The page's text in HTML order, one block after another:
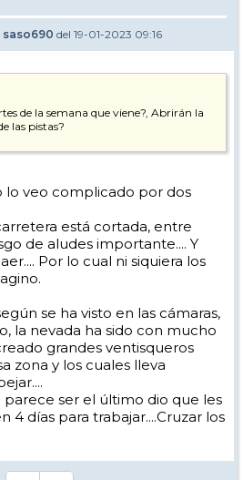
saso690 del 19-01-2023 09:16
de la semana que viene?, Abrirán la
las pistas?
lo veo complicado por dos
está cortada, entre
de aludes importante.... Y
Por lo cual ni siquiera los
se ha visto en las cámaras,
la nevada ha sido con mucho
grandes ventisqueros
zona y los cuales lleva
parece ser el último dio que les
4 días para trabajar....Cruzar los